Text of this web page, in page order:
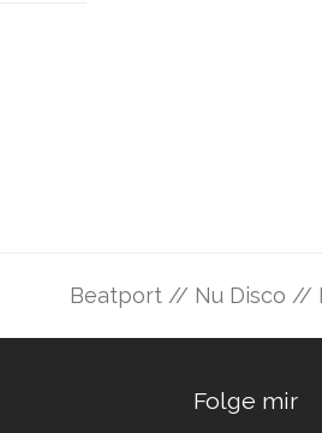
Nächster
Beatport // Nu Disco //
Folge mir